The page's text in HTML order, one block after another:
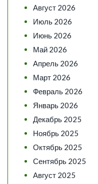
Август 2026
Июль 2026
Июнь 2026
Май 2026
Апрель 2026
Март 2026
Февраль 2026
Январь 2026
Декабрь 2025
Ноябрь 2025
Октябрь 2025
Сентябрь 2025
Август 2025